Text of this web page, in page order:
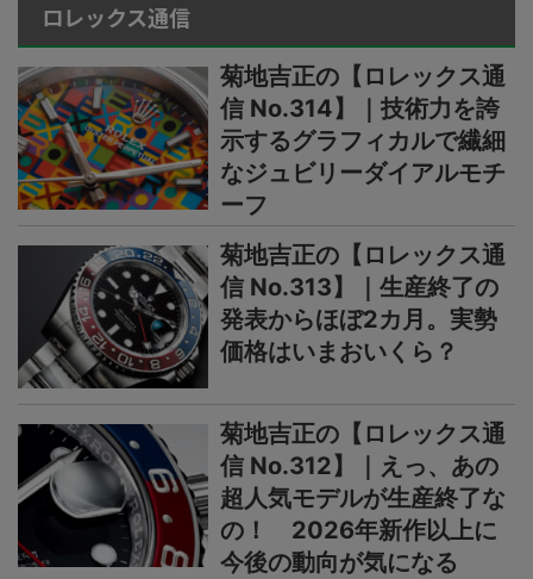
ロレックス通信
菊地吉正の【ロレックス通
信 No.314】｜技術力を誇
示するグラフィカルで繊細
なジュビリーダイアルモチ
ーフ
菊地吉正の【ロレックス通
信 No.313】｜生産終了の
発表からほぼ2カ月。実勢
価格はいまおいくら？
菊地吉正の【ロレックス通
信 No.312】｜えっ、あの
超人気モデルが生産終了な
の！ 2026年新作以上に
今後の動向が気になる